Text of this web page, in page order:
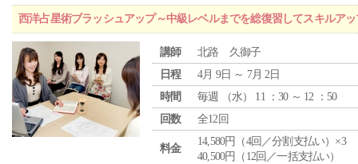
西洋占星術ブラッシュアップ～中級レベルまでを総復習してスキルア
講師
北路 久御子
日程
4月 9日 ～ 7月 2日
時間
毎週 （水） 11 ：30 ～ 12 ：50
回数
全12回
料金
14,580円（4回／分割支払い）×3
40,500円（12回／一括支払い）